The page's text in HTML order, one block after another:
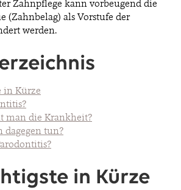
WEISS. ALLE RECHTE VORBEHALTEN.
Zahnpflege kann vorbeugend die
(Zahnbelag) als Vorstufe der
werden.
in Kürze
man die Krankheit?
dagegen tun?
in Kürze